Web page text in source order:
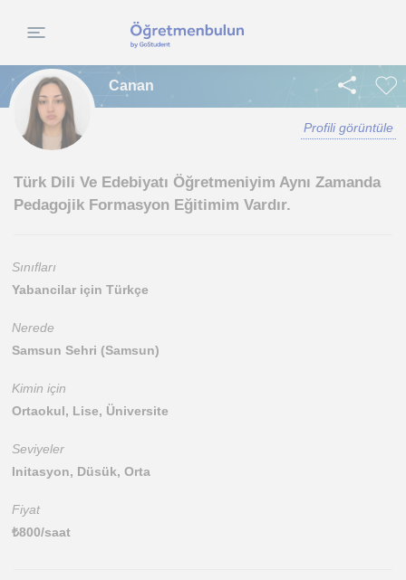
Canan
Profili görüntüle
Türk Dili Ve Edebiyatı Öğretmeniyim Aynı Zamanda
Pedagojik Formasyon Eğitimim Vardır.
Sınıfları
Yabancilar için Türkçe
Nerede
Samsun Sehri (Samsun)
Kimin için
Ortaokul, Lise, Üniversite
Seviyeler
Initasyon, Düsük, Orta
Fiyat
₺800/saat